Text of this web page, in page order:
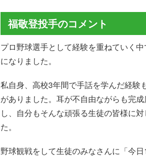
福敬登投手のコメント
プロ野球選手として経験を重ねていく
になりました。
私自身、高校3年間で手話を学んだ経験
がありました。耳が不自由ながらも完
し、自分もそんな頑張る生徒の皆様に
た。
野球観戦をして生徒のみなさんに「今